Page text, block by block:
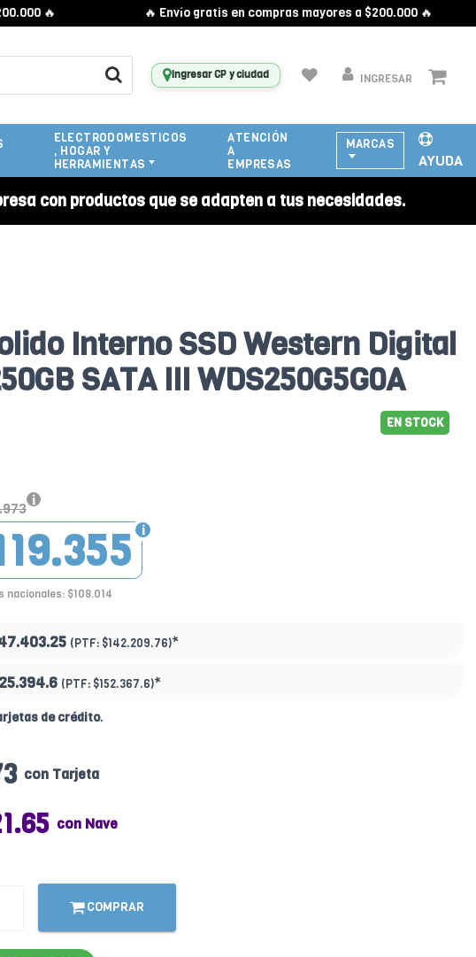
🔥 🔥 Envío gratis en compras mayores a $200.000 🔥
Ingresar CP y ciudad INGRESAR
ELECTRODOMESTICOS
, HOGAR Y
HERRAMIENTAS
ATENCIÓN
A
EMPRESAS
MARCAS
AYUDA
con productos que se adapten a tus necesidades.
Interno SSD Western Digital
SATA III WDS250G5G0A
EN STOCK
nacionales: $108.014
(PTF: $142.209.76)*
(PTF: $152.367.6)*
de crédito.
con Tarjeta
con Nave
COMPRAR